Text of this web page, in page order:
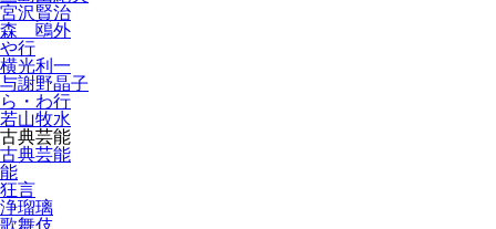
宮沢賢治
森 鴎外
や行
横光利一
与謝野晶子
ら・わ行
若山牧水
古典芸能
古典芸能
能
狂言
浄瑠璃
歌舞伎